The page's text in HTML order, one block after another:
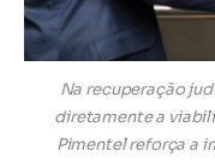
Na recuperação
diretamente a
Pimentel reforça a